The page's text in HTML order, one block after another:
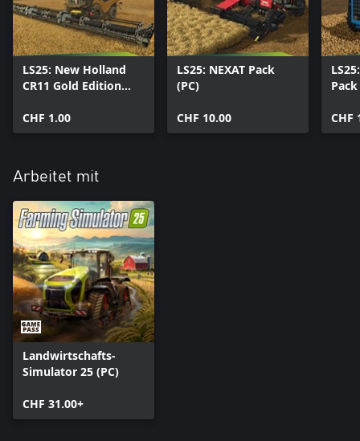
LS25: New Holland
CR11 Gold Edition
CHF 1.00
LS25: NEXAT Pack
(PC)
CHF 10.00
Pack
CHF
Arbeitet mit
Landwirtschafts-
Simulator 25 (PC)
CHF 31.00+